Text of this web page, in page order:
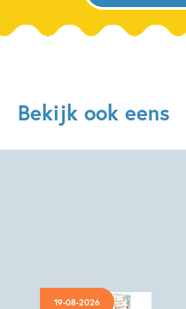
Bekijk ook eens
19-08-2026